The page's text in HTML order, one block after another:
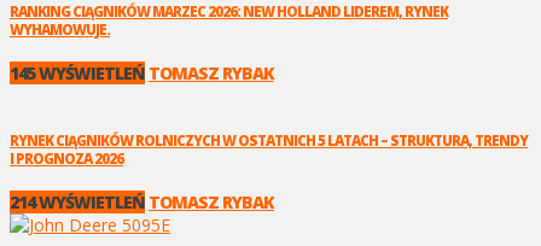
RANKING CIĄGNIKÓW MARZEC 2026: NEW HOLLAND LIDEREM, RYNEK
WYHAMOWUJE.
145 WYŚWIETLEŃ TOMASZ RYBAK
RYNEK CIĄGNIKÓW ROLNICZYCH W OSTATNICH 5 LATACH – STRUKTURA, TRENDY
I PROGNOZA 2026
214 WYŚWIETLEŃ TOMASZ RYBAK